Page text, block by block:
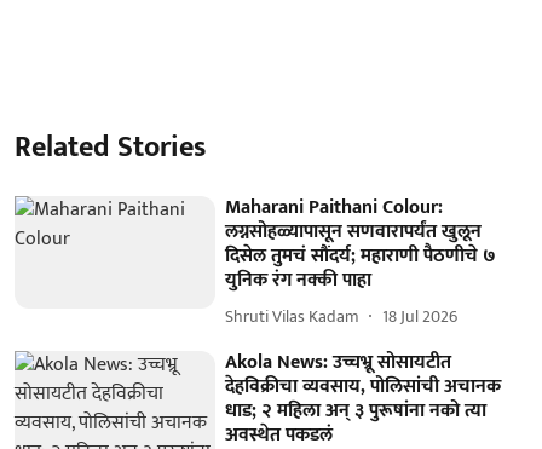
Related Stories
Maharani Paithani Colour:
लग्नसोहळ्यापासून सणवारापर्यंत खुलून
दिसेल तुमचं सौंदर्य; महाराणी पैठणीचे ७
युनिक रंग नक्की पाहा
Shruti Vilas Kadam 18 Jul 2026
Akola News: उच्चभ्रू सोसायटीत
देहविक्रीचा व्यवसाय, पोलिसांची अचानक
धाड; २ महिला अन् ३ पुरूषांना नको त्या
अवस्थेत पकडलं